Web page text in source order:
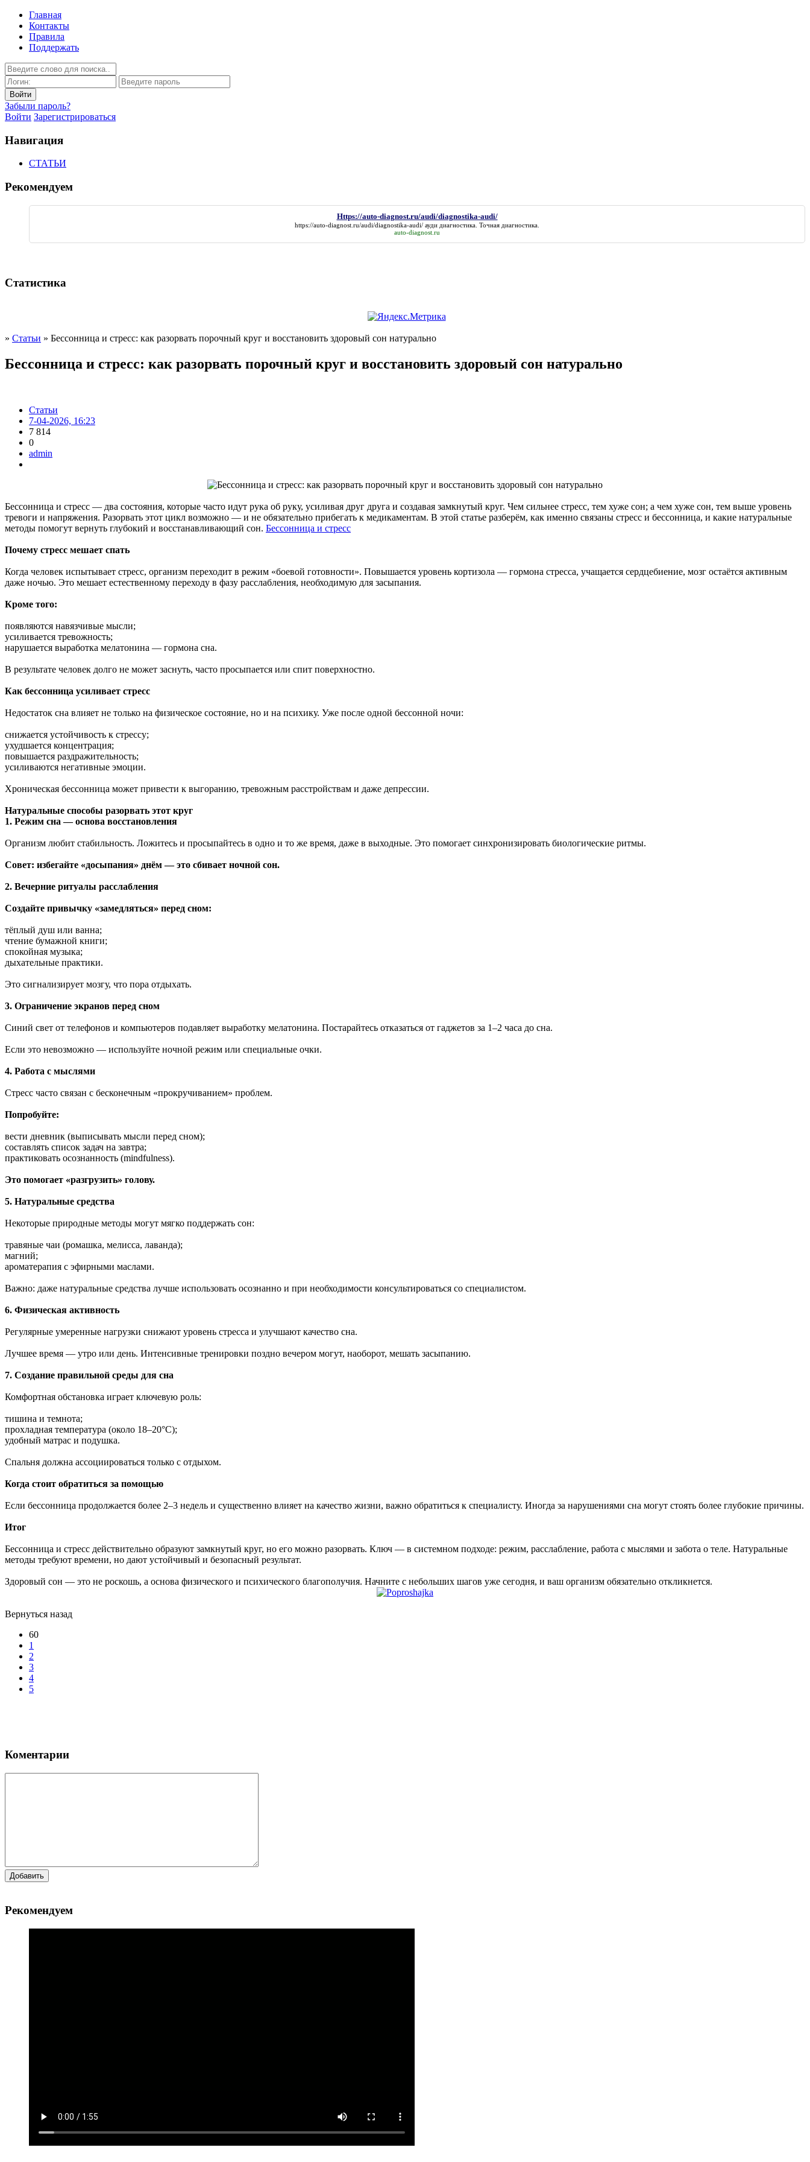
Главная
Контакты
Правила
Поддержать
Забыли пароль?
Войти Зарегистрироваться
Навигация
СТАТЬИ
Рекомендуем
Https://auto-diagnost.ru/audi/diagnostika-audi/
https://auto-diagnost.ru/audi/diagnostika-audi/ ауди диагностика. Точная диагностика.
auto-diagnost.ru
Статистика
» Статьи » Бессонница и стресс: как разорвать порочный круг и восстановить здоровый сон натурально
Бессонница и стресс: как разорвать порочный круг и восстановить здоровый сон натурально
Статьи
7-04-2026, 16:23
7 814
0
admin
Бессонница и стресс — два состояния, которые часто идут рука об руку, усиливая друг друга и создавая замкнутый круг. Чем сильнее стресс, тем хуже сон; а чем хуже сон, тем выше уровень
тревоги и напряжения. Разорвать этот цикл возможно — и не обязательно прибегать к медикаментам. В этой статье разберём, как именно связаны стресс и бессонница, и какие натуральные
методы помогут вернуть глубокий и восстанавливающий сон. Бессонница и стресс
Почему стресс мешает спать
Когда человек испытывает стресс, организм переходит в режим «боевой готовности». Повышается уровень кортизола — гормона стресса, учащается сердцебиение, мозг остаётся активным
даже ночью. Это мешает естественному переходу в фазу расслабления, необходимую для засыпания.
Кроме того:
появляются навязчивые мысли;
усиливается тревожность;
нарушается выработка мелатонина — гормона сна.
В результате человек долго не может заснуть, часто просыпается или спит поверхностно.
Как бессонница усиливает стресс
Недостаток сна влияет не только на физическое состояние, но и на психику. Уже после одной бессонной ночи:
снижается устойчивость к стрессу;
ухудшается концентрация;
повышается раздражительность;
усиливаются негативные эмоции.
Хроническая бессонница может привести к выгоранию, тревожным расстройствам и даже депрессии.
Натуральные способы разорвать этот круг
1. Режим сна — основа восстановления
Организм любит стабильность. Ложитесь и просыпайтесь в одно и то же время, даже в выходные. Это помогает синхронизировать биологические ритмы.
Совет: избегайте «досыпания» днём — это сбивает ночной сон.
2. Вечерние ритуалы расслабления
Создайте привычку «замедляться» перед сном:
тёплый душ или ванна;
чтение бумажной книги;
спокойная музыка;
дыхательные практики.
Это сигнализирует мозгу, что пора отдыхать.
3. Ограничение экранов перед сном
Синий свет от телефонов и компьютеров подавляет выработку мелатонина. Постарайтесь отказаться от гаджетов за 1–2 часа до сна.
Если это невозможно — используйте ночной режим или специальные очки.
4. Работа с мыслями
Стресс часто связан с бесконечным «прокручиванием» проблем.
Попробуйте:
вести дневник (выписывать мысли перед сном);
составлять список задач на завтра;
практиковать осознанность (mindfulness).
Это помогает «разгрузить» голову.
5. Натуральные средства
Некоторые природные методы могут мягко поддержать сон:
травяные чаи (ромашка, мелисса, лаванда);
магний;
ароматерапия с эфирными маслами.
Важно: даже натуральные средства лучше использовать осознанно и при необходимости консультироваться со специалистом.
6. Физическая активность
Регулярные умеренные нагрузки снижают уровень стресса и улучшают качество сна.
Лучшее время — утро или день. Интенсивные тренировки поздно вечером могут, наоборот, мешать засыпанию.
7. Создание правильной среды для сна
Комфортная обстановка играет ключевую роль:
тишина и темнота;
прохладная температура (около 18–20°C);
удобный матрас и подушка.
Спальня должна ассоциироваться только с отдыхом.
Когда стоит обратиться за помощью
Если бессонница продолжается более 2–3 недель и существенно влияет на качество жизни, важно обратиться к специалисту. Иногда за нарушениями сна могут стоять более глубокие причины.
Итог
Бессонница и стресс действительно образуют замкнутый круг, но его можно разорвать. Ключ — в системном подходе: режим, расслабление, работа с мыслями и забота о теле. Натуральные
методы требуют времени, но дают устойчивый и безопасный результат.
Здоровый сон — это не роскошь, а основа физического и психического благополучия. Начните с небольших шагов уже сегодня, и ваш организм обязательно откликнется.
Вернуться назад
60
1
2
3
4
5
Коментарии
Добавить
Рекомендуем